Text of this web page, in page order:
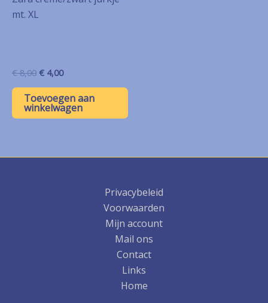
mt. XL
€8,00 Oorspronkelijke
was:
€ 8,00.
€ 4,00Huidige
is:
€ 4,00.
Toevoegen aan
winkelwagen
Privacybeleid
Voorwaarden
Mijn account
Mail ons
Contact
Links
Home